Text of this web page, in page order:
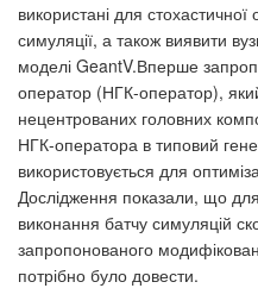
використані для стохастичної
симуляції, а також виявити
моделі GeantV.Вперше
оператор (НГК-оператор),
нецентрованих головних
НГК-оператора в типовий
використовується для
Дослідження показали, що
виконання батчу симуляцій
запропонованого
потрібно було довести.